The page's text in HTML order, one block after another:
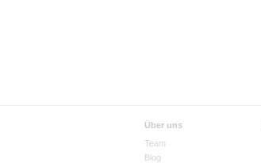
Über uns
Team
Blog